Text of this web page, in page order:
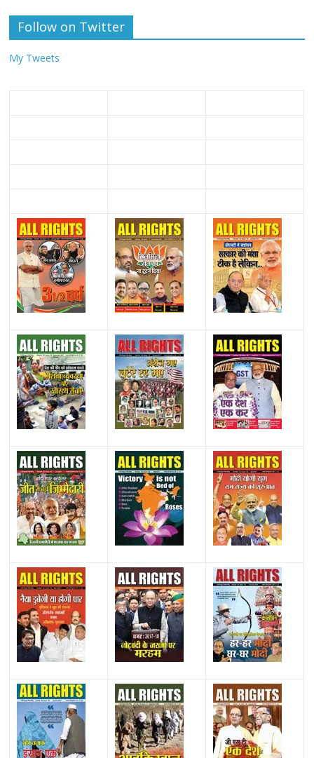
Follow on Twitter
My Tweets